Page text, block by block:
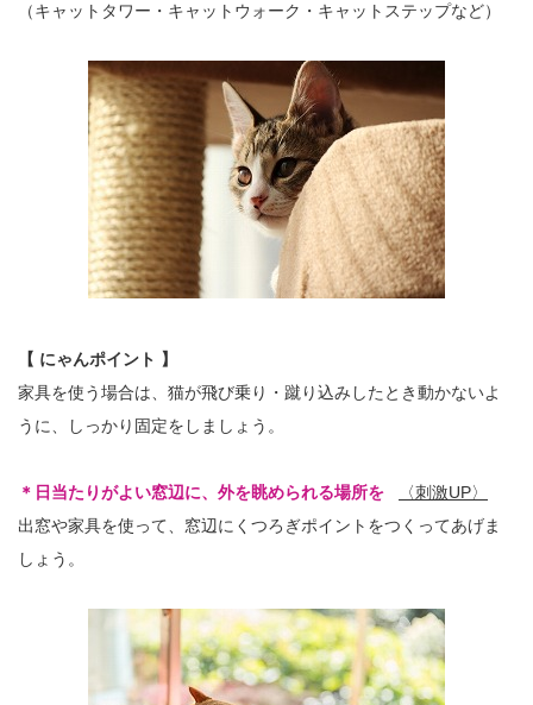
（キャットタワー・キャットウォーク・キャットステップなど）
【 にゃんポイント 】
家具を使う場合は、猫が飛び乗り・蹴り込みしたとき動かないよ
うに、しっかり固定をしましょう。
＊日当たりがよい窓辺に、外を眺められる場所を
〈刺激UP〉
出窓や家具を使って、窓辺にくつろぎポイントをつくってあげま
しょう。